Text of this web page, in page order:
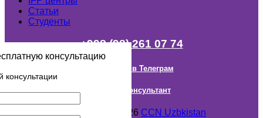
Статьи
Студенты
+998 (98) 261 07 74
Наш канал в Телеграм
Онлайн Консультант
Авторское право © 2018- 2026 CCN Uzbkistan
консультацию
консультации